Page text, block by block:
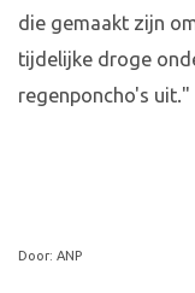
die gemaakt zijn
tijdelijke droge
regenponcho's uit."
Door: ANP